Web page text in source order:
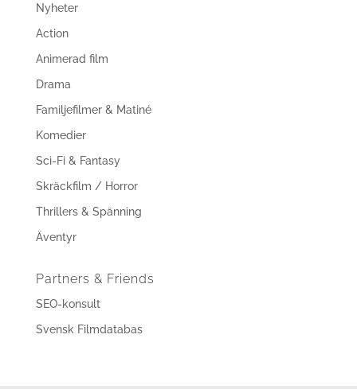
Nyheter
Action
Animerad film
Drama
Familjefilmer & Matiné
Komedier
Sci-Fi & Fantasy
Skräckfilm / Horror
Thrillers & Spänning
Äventyr
Partners & Friends
SEO-konsult
Svensk Filmdatabas